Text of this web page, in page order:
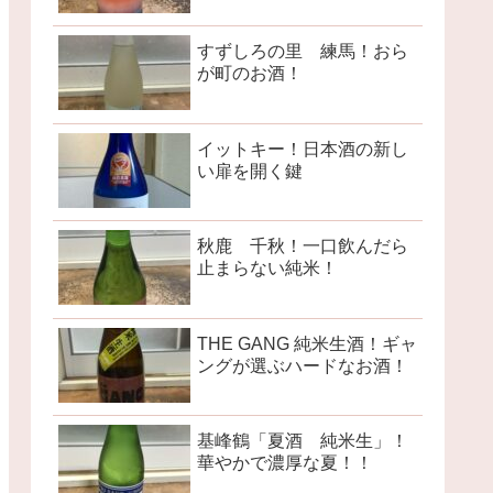
すずしろの里 練馬！おら
が町のお酒！
イットキー！日本酒の新し
い扉を開く鍵
秋鹿 千秋！一口飲んだら
止まらない純米！
THE GANG 純米生酒！ギャ
ングが選ぶハードなお酒！
基峰鶴「夏酒 純米生」！
華やかで濃厚な夏！！